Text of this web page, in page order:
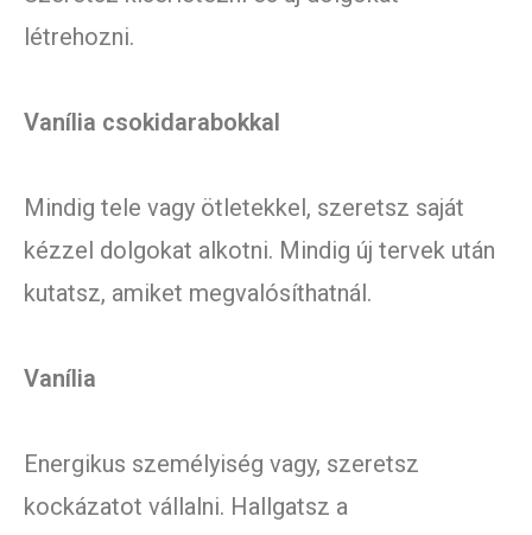
létrehozni.
Vanília csokidarabokkal
Mindig tele vagy ötletekkel, szeretsz saját
kézzel dolgokat alkotni. Mindig új tervek után
kutatsz, amiket megvalósíthatnál.
Vanília
Energikus személyiség vagy, szeretsz
kockázatot vállalni. Hallgatsz a